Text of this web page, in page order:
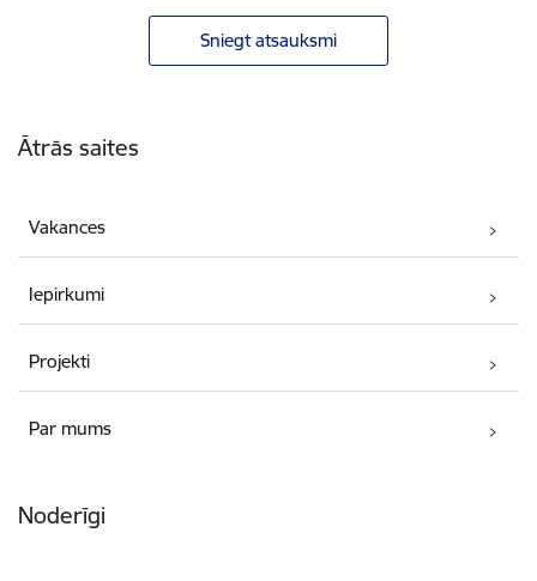
Sniegt atsauksmi
Ātrās saites
Vakances
Iepirkumi
Projekti
Par mums
Noderīgi